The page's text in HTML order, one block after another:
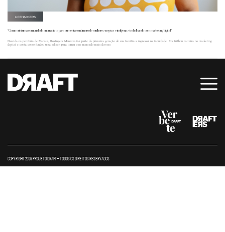
LIFEHACKERS
“Como criei uma comunidade antirracista para aumentar o número de mulheres negras e indígenas trabalhando com marketing digital”
Nascida na periferia de Manaus, Rosângela Menezes faz parte da primeira geração de sua família a ingressar na faculdade. Ela trilhou carreira no marketing
digital e conta como fundou uma edtech para tornar esse mercado mais diverso.
COPYRIGHT 2026 PROJETO DRAFT – TODOS OS DIREITOS RESERVADOS